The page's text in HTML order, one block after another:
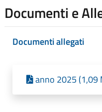
Documenti e
Documenti allegati
anno 2025